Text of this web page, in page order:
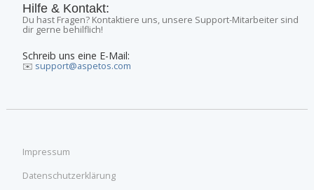
Hilfe & Kontakt:
Du hast Fragen? Kontaktiere uns, unsere Support-Mitarbeiter sind
dir gerne behilflich!
Schreib uns eine E-Mail:
✉️ support@aspetos.com
Impressum
Datenschutzerklärung